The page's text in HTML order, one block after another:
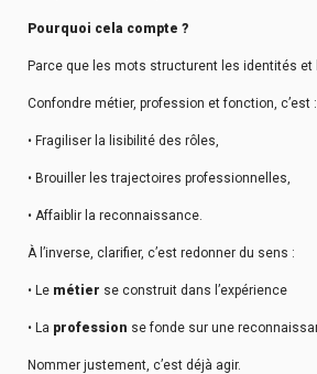
Pourquoi cela compte ?
Parce que les mots structurent les identités et
Confondre métier, profession et fonction, c’est :
• Fragiliser la lisibilité des rôles,
• Brouiller les trajectoires professionnelles,
• Affaiblir la reconnaissance.
À l’inverse, clarifier, c’est redonner du sens :
• Le métier se construit dans l’expérience
• La profession se fonde sur une
Nommer justement, c’est déjà agir.